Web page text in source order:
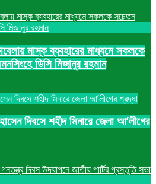
মাস্ক ব্যবহারের মাধ্যমে সকলকে
ডিসি মিজানুর রহমান
দিবসে শহীদ মিনারে জেলা আ’লীগের